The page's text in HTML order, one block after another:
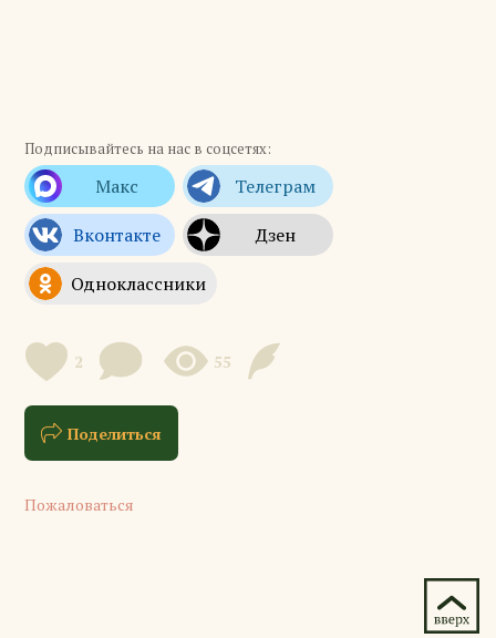
Подписывайтесь на нас в соцсетях:
2 55
Поделиться
Пожаловаться